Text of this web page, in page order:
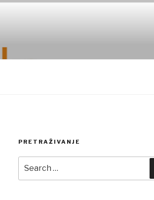
PRETRAŽIVANJE
for: